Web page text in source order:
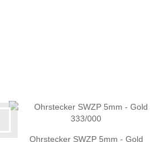
Ohrstecker SWZP 5mm - Gold